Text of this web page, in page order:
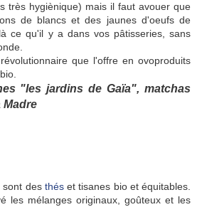
très hygiènique) mais il faut avouer que
de blancs et des jaunes d'oeufs de
ce qu'il y a dans vos pâtisseries, sans
que l'offre en ovoproduits
"les jardins de Gaïa", matchas
Madre
sont des théset tisanes bio et équitables.
les mélanges originaux, goûteux et les